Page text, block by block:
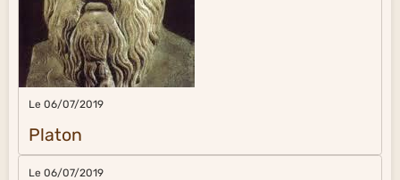
Le 06/07/2019
Platon
Le 06/07/2019